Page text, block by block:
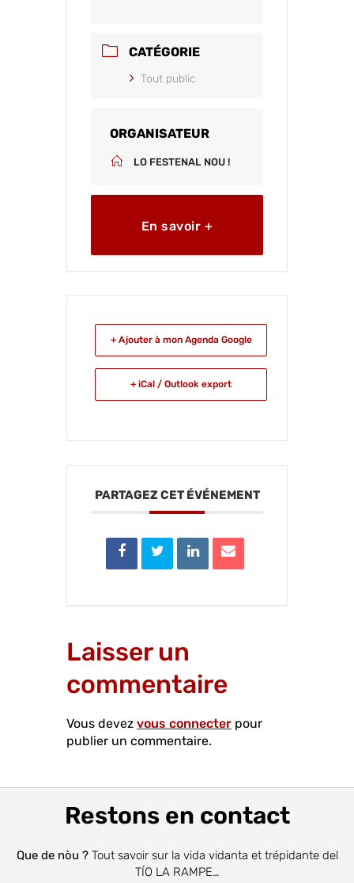
CATÉGORIE
Tout public
ORGANISATEUR
LO FESTENAL NOU !
En savoir +
+ Ajouter à mon Agenda Google
+ iCal / Outlook export
PARTAGEZ CET ÉVÉNEMENT
Laisser un
commentaire
Vous devez vous connecter pour
publier un commentaire.
Restons en contact
Que de nòu ?Tout savoir sur la vida vidanta et trépidante del
TÍO LA RAMPE…